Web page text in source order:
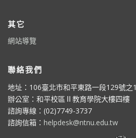
其它
網站導覽
聯絡我們
地址：106臺北市和平東路一段129號之1
辦公室：和平校區Ⅱ教育學院大樓四樓
諮詢專線：(02)7749-3737
諮詢信箱： helpdesk@ntnu.edu.tw